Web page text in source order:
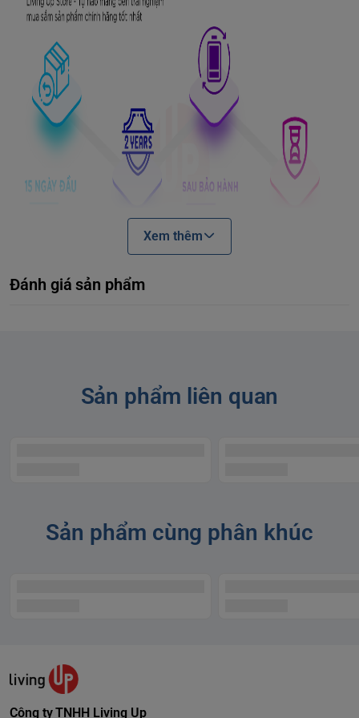
Xem thêm
Đánh giá sản phẩm
Sản phẩm liên quan
Sản phẩm cùng phân khúc
Công ty TNHH Living Up